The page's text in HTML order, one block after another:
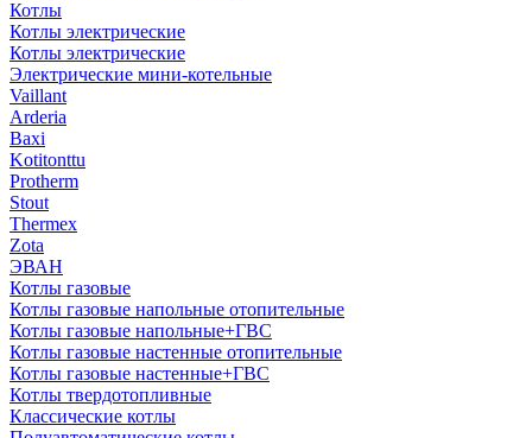
Котлы
Котлы электрические
Котлы электрические
Электрические мини-котельные
Vaillant
Arderia
Baxi
Kotitonttu
Protherm
Stout
Thermex
Zota
ЭВАН
Котлы газовые
Котлы газовые напольные отопительные
Котлы газовые напольные+ГВС
Котлы газовые настенные отопительные
Котлы газовые настенные+ГВС
Котлы твердотопливные
Классические котлы